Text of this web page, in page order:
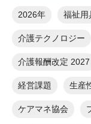
2026年 福祉用
介護テクノロジー
介護報酬改定 2027
経営課題 生産
ケアマネ協会